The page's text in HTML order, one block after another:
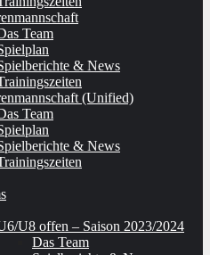
Team
& News
(Unified)
Team
& News
U8 offen – Saison 2023/2024
Das Team